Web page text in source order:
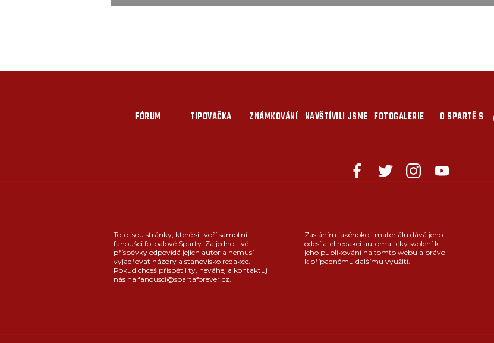
FÓRUM TIPOVAČKA ZNÁMKOVÁNÍ NAVŠTÍVILI JSME FOTOGALERIE O SPARTĚ S
Toto jsou stránky, které si tvoří samotní
fanoušci fotbalové Sparty. Za jednotlivé
příspěvky odpovídá jejich autor a nemusí
vyjadřovat názory a stanovisko redakce.
Pokud chceš přispět i ty, neváhej a kontaktuj
nás na fanousci@spartaforever.cz.
Zasláním jakéhokoli materiálu dává jeho
odesílatel redakci automaticky svolení k
jeho publikování na tomto webu a právo
k případnému dalšímu využití.